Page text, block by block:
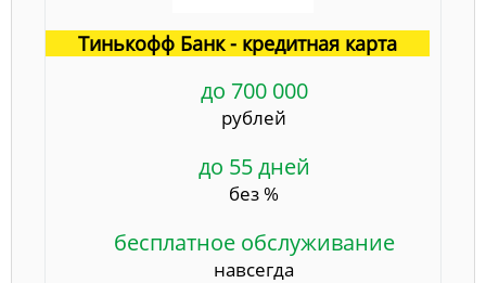
Тинькофф Банк - кредитная карта
до 700 000
рублей
до 55 дней
без %
бесплатное обслуживание
навсегда